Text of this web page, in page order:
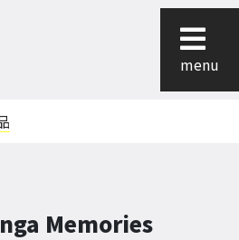
menu
Memories